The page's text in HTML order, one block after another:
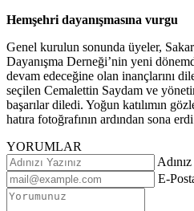
Hemşehri dayanışmasına vurgu
Genel kurulun sonunda üyeler,
Dayanışma Derneği’nin yeni
devam edeceğine olan inançlarını
seçilen Cemalettin Saydam ve
başarılar diledi. Yoğun katılımın
hatıra fotoğrafının ardından sona
YORUMLAR
E-